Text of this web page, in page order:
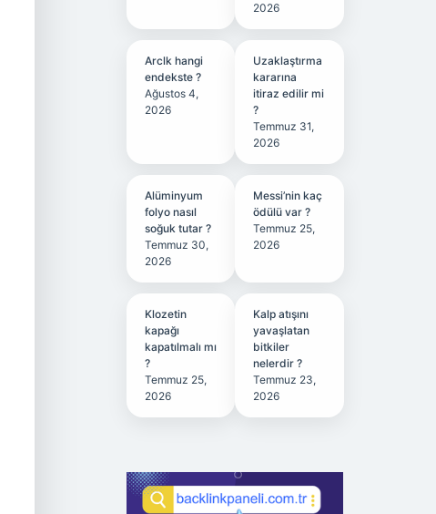
2026
Arclk hangi
endekste ?
Ağustos 4,
2026
Uzaklaştırma
kararına
itiraz edilir mi
?
Temmuz 31,
2026
Alüminyum
folyo nasıl
soğuk tutar ?
Temmuz 30,
2026
Messi’nin kaç
ödülü var ?
Temmuz 25,
2026
Klozetin
kapağı
kapatılmalı mı
?
Temmuz 25,
2026
Kalp atışını
yavaşlatan
bitkiler
nelerdir ?
Temmuz 23,
2026